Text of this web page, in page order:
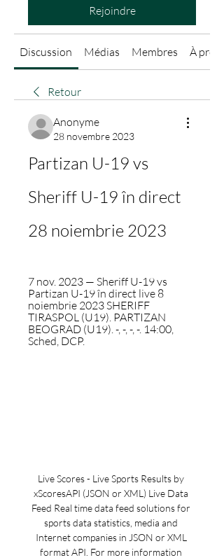
Rejoindre
Discussion Médias Membres À
Retour
Anonyme
28 novembre 2023
Partizan U-19 vs
Sheriff U-19 în direct
28 noiembrie 2023
7 nov. 2023 — Sheriff U-19 vs
Partizan U-19 în direct live 8
noiembrie 2023 SHERIFF
TIRASPOL (U19). PARTIZAN
BEOGRAD (U19). -, -, -, -. 14:00,
Sched, DCP.
Live Scores - Live Sports Results by
xScoresAPI (JSON or XML) Live Data
Feed Real time data feed solutions for
sports data statistics, media and
Internet companies in JSON or XML
format API. For more information